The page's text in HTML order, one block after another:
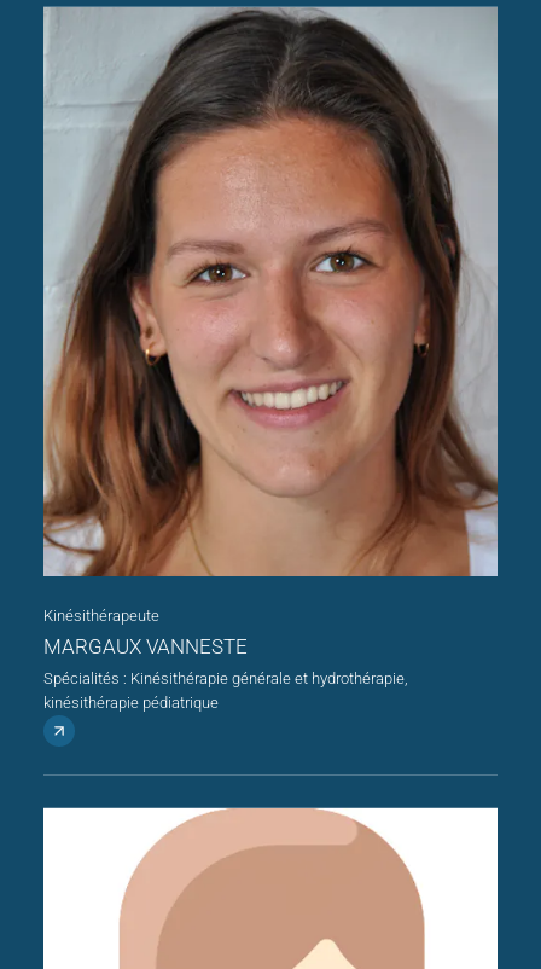
Kinésithérapeute
MARGAUX VANNESTE
Spécialités : Kinésithérapie générale et hydrothérapie,
kinésithérapie pédiatrique